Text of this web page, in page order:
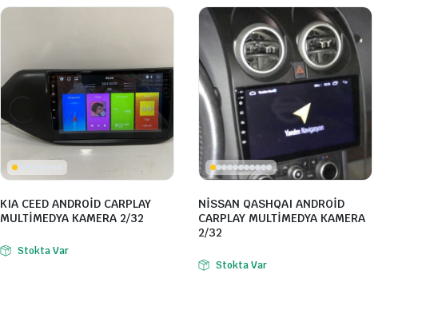
KIA CEED ANDROİD CARPLAY
MULTİMEDYA KAMERA 2/32
Stokta Var
NİSSAN QASHQAI ANDROİD
CARPLAY MULTİMEDYA KAMERA
2/32
Stokta Var